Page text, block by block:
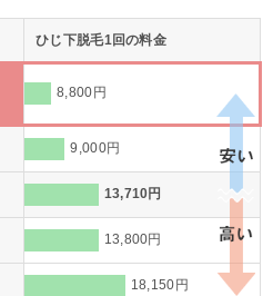
ひじ下脱毛1回の料金
8,800円
9,000円
13,710円
13,800円
18,150円